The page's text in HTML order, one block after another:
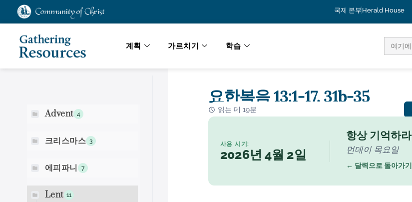
국제 본부 Herald House
계획 가르치기 학습
Advent 4
크리스마스 3
에피파니 7
Lent 11
요한복음 13:1-17, 31b-35
읽는 데 19분
사용 시기:
2026년 4월 2일
항상 기억하라
먼데이 목요일
← 달력으로 돌아가기